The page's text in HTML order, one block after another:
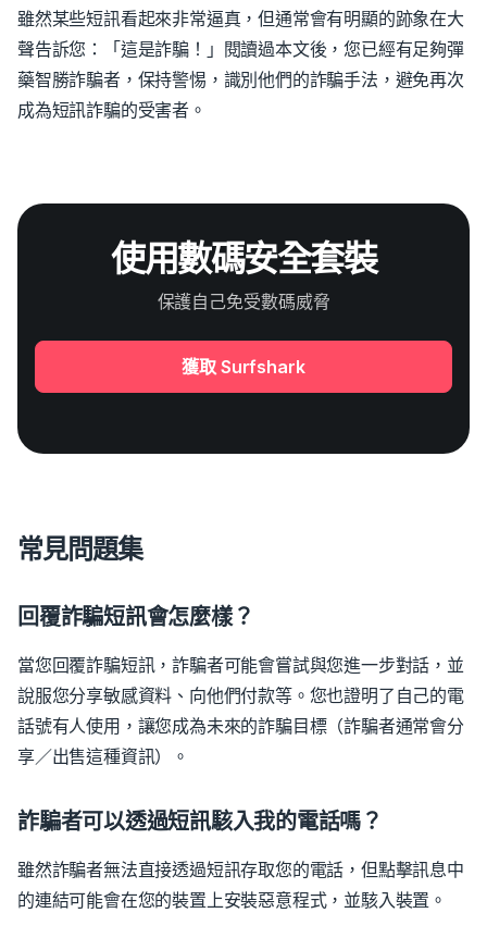
雖然某些短訊看起來非常逼真，但通常會有明顯的跡象在大
聲告訴您：「這是詐騙！」閱讀過本文後，您已經有足夠彈
藥智勝詐騙者，保持警惕，識別他們的詐騙手法，避免再次
成為短訊詐騙的受害者。
使用數碼安全套裝
保護自己免受數碼威脅
獲取 Surfshark
常見問題集
回覆詐騙短訊會怎麼樣？
當您回覆詐騙短訊，詐騙者可能會嘗試與您進一步對話，並
說服您分享敏感資料、向他們付款等。您也證明了自己的電
話號有人使用，讓您成為未來的詐騙目標（詐騙者通常會分
享／出售這種資訊）。
詐騙者可以透過短訊駭入我的電話嗎？
雖然詐騙者無法直接透過短訊存取您的電話，但點擊訊息中
的連結可能會在您的裝置上安裝惡意程式，並駭入裝置。